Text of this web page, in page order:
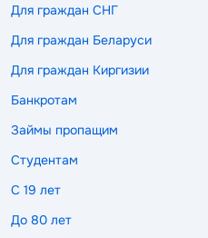
Для граждан СНГ
Для граждан Беларуси
Для граждан Киргизии
Банкротам
Займы пропащим
Студентам
С 19 лет
До 80 лет